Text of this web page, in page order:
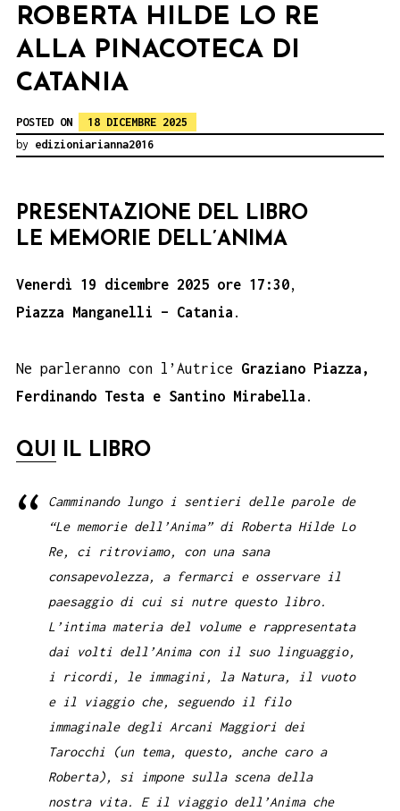
ROBERTA HILDE LO RE
ALLA PINACOTECA DI
CATANIA
POSTED ON
18 DICEMBRE 2025
by edizioniarianna2016
PRESENTAZIONE DEL LIBRO
LE MEMORIE DELL’ANIMA
Venerdì 19 dicembre 2025 ore 17:30,
Piazza Manganelli
– Catania .
Ne parleranno con l’Autrice Graziano Piazza,
Ferdinando Testa e Santino Mirabella .
QUI IL LIBRO
Camminando lungo i sentieri delle parole de
“Le memorie dell’Anima” di Roberta Hilde Lo
Re, ci ritroviamo, con una sana
consapevolezza, a fermarci e osservare il
paesaggio di cui si nutre questo libro.
L’intima materia del volume e rappresentata
dai volti dell’Anima con il suo linguaggio,
i ricordi, le immagini, la Natura, il vuoto
e il viaggio che, seguendo il filo
immaginale degli Arcani Maggiori dei
Tarocchi (un tema, questo, anche caro a
Roberta), si impone sulla scena della
nostra vita. E il viaggio dell’Anima che